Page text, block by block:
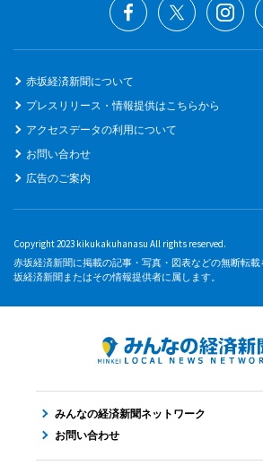
赤坂経済新聞について
プレスリリース・情報提供はこちらから
アクセスデータの利用について
お問い合わせ
広告のご案内
Copyright 2023 kikukakuhanasu All rights reserved.
赤坂経済新聞に掲載の記事・写真・図表などの無断転
坂経済新聞またはその情報提供者に属します。
みんなの経済新聞ネットワーク
お問い合わせ